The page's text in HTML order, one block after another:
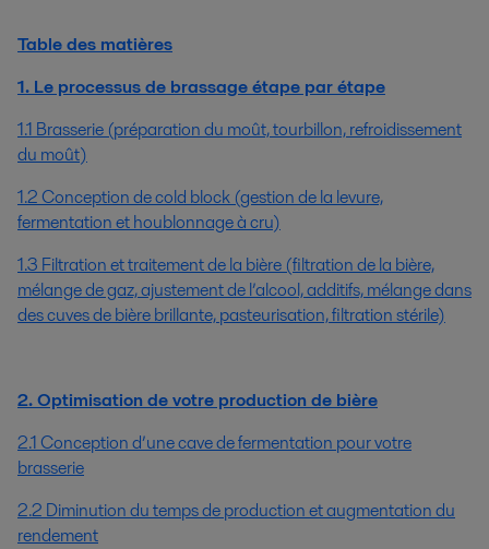
Table des matières
1. Le processus de brassage étape par étape
1.1 Brasserie (préparation du moût, tourbillon, refroidissement
du moût)
1.2 Conception de cold block (gestion de la levure,
fermentation et houblonnage à cru)
1.3 Filtration et traitement de la bière (filtration de la bière,
mélange de gaz, ajustement de l’alcool, additifs, mélange dans
des cuves de bière brillante, pasteurisation, filtration stérile)
2. Optimisation de votre production de bière
2.1 Conception d’une cave de fermentation pour votre
brasserie
2.2 Diminution du temps de production et augmentation du
rendement